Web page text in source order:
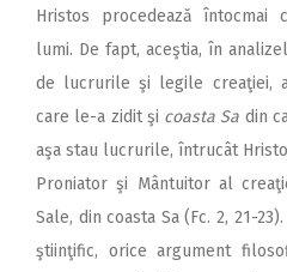
Hristos procedează întocmai
lumi. De fapt, aceştia, în
de lucrurile şi legile creaţiei,
care le-a zidit şi coasta Sa din
aşa stau lucrurile, întrucât
Proniator şi Mântuitor al
Sale, din coasta Sa (Fc. 2, 21-
ştiinţific, orice argument